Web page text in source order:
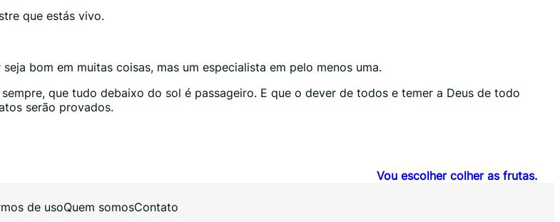
que estás vivo.
bom em muitas coisas, mas um especialista em pelo menos uma.
que tudo debaixo do sol é passageiro. E que o dever de todos e temer a Deus de todo
serão provados.
Vou escolher colher as frutas.
de usoQuem somosContato